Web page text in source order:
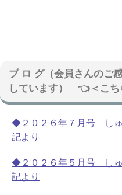
ブ ロ グ（会員さんのご
しています） 👈＜こち
◆２０２６年７月号 し
記より
◆２０２６年５月号 し
記より